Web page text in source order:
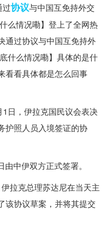
过协议与中国互免持外交
么情况嘞】登上了全网热
通过协议与中国互免持外
什么情况嘞】具体的是什
看看具体都是怎么回事
日，伊拉克国民议会表决
护照人员入境签证的协
中伊双方正式签署。
拉克总理苏达尼在当天主
该协议草案，并将其提交